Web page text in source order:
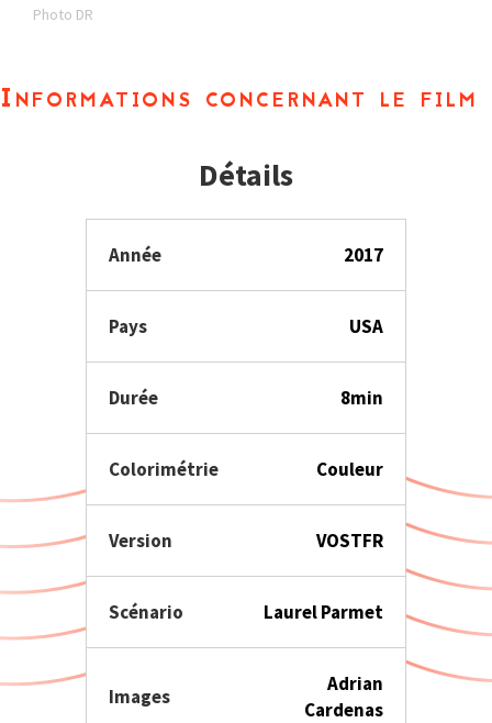
Photo DR
Informations concernant le film
Détails
Année 2017
Pays USA
Durée 8min
Colorimétrie Couleur
Version VOSTFR
Scénario Laurel Parmet
Images
Adrian
Cardenas